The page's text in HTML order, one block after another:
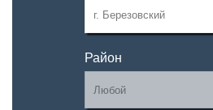
Район